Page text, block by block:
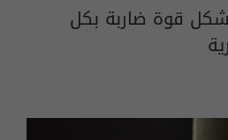
قوة ضاربة بكل